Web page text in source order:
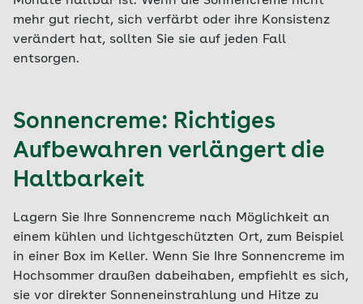
mehr gut riecht, sich verfärbt oder ihre Konsistenz
verändert hat, sollten Sie sie auf jeden Fall
entsorgen.
Sonnencreme: Richtiges
Aufbewahren verlängert die
Haltbarkeit
Lagern Sie Ihre Sonnencreme nach Möglichkeit an
einem kühlen und lichtgeschützten Ort, zum Beispiel
in einer Box im Keller. Wenn Sie Ihre Sonnencreme im
Hochsommer draußen dabeihaben, empfiehlt es sich,
sie vor direkter Sonneneinstrahlung und Hitze zu